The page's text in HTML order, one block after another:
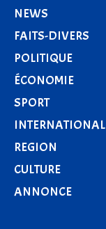
NEWS
FAITS-DIVERS
POLITIQUE
ÉCONOMIE
SPORT
INTERNATIONAL
REGION
CULTURE
ANNONCE